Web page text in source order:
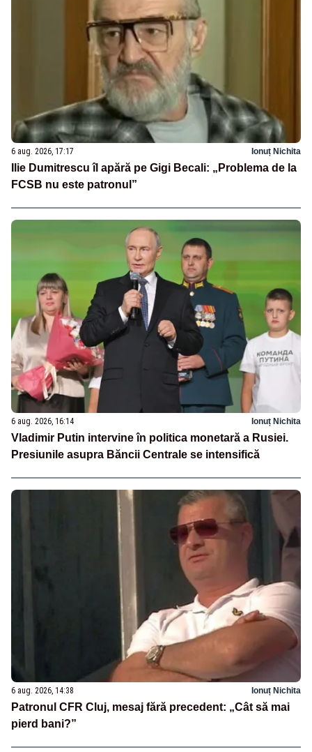
6 aug. 2026, 17:17 Ionuț Nichita
Ilie Dumitrescu îl apără pe Gigi Becali: „Problema de la
FCSB nu este patronul”
6 aug. 2026, 16:14 Ionuț Nichita
Vladimir Putin intervine în politica monetară a Rusiei.
Presiunile asupra Băncii Centrale se intensifică
6 aug. 2026, 14:38 Ionuț Nichita
Patronul CFR Cluj, mesaj fără precedent: „Cât să mai
pierd bani?”